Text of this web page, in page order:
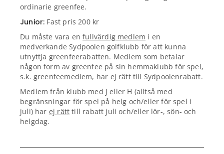
ordinarie greenfee.
Junior: Fast pris 200 kr
Du måste vara enfullvärdig medlem i en
medverkande Sydpoolen golfklubb för att kunna
utnyttja greenfeerabatten. Medlem som betalar
någon form av greenfee på sin hemmaklubb för spel,
s.k. greenfeemedlem, har ej rätttill Sydpoolenrabatt.
Medlem från klubb med J eller H (alltså med
begränsningar för spel på helg och/eller för spel i
juli) har ej rätt till rabatt juli och/eller lör-, sön- och
helgdag.